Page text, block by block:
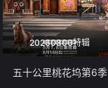
20260806特辑
五十公里桃花坞第6季